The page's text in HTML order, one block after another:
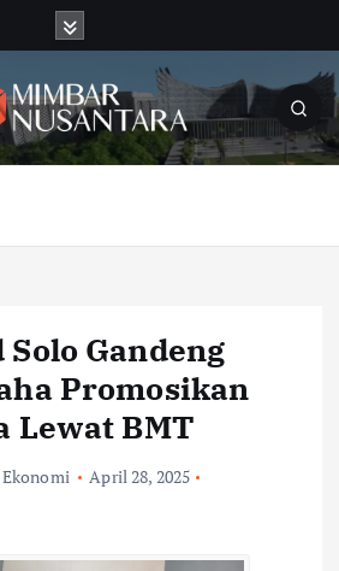
Gandeng
Promosikan
Lewat BMT
Ekonomi
April 28, 2025